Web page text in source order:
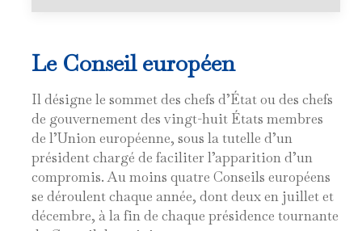
Le Conseil européen
Il désigne le sommet des chefs d’État ou des chefs
de gouvernement des vingt-huit États membres
de l’Union européenne, sous la tutelle d’un
président chargé de faciliter l’apparition d’un
compromis. Au moins quatre Conseils européens
se déroulent chaque année, dont deux en juillet et
décembre, à la fin de chaque présidence tournante